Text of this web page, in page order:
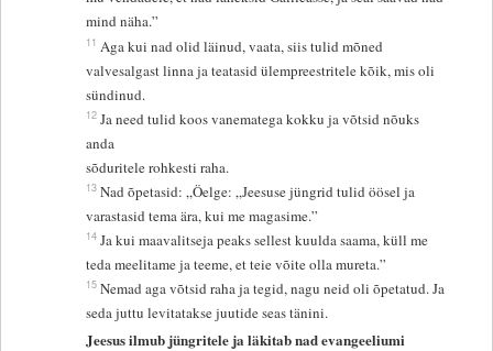
mind näha.”
11 Aga kui nad olid läinud, vaata, siis tulid mõned
valvesalgast linna ja teatasid ülempreestritele kõik, mis oli
sündinud.
12 Ja need tulid koos vanematega kokku ja võtsid nõuks
anda
sõduritele rohkesti raha.
13 Nad õpetasid: „Öelge: „Jeesuse jüngrid tulid öösel ja
varastasid tema ära, kui me magasime.”
14 Ja kui maavalitseja peaks sellest kuulda saama, küll me
teda meelitame ja teeme, et teie võite olla mureta.”
15 Nemad aga võtsid raha ja tegid, nagu neid oli õpetatud. Ja
seda juttu levitatakse juutide seas tänini.
Jeesus ilmub jüngritele ja läkitab nad evangeeliumi